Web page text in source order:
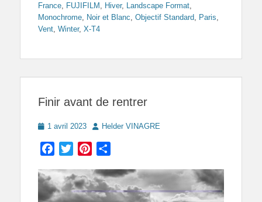
France
FUJIFILM Hiver, Landscape Format
Monochrome
Noir et Blanc Objectif Standard Paris
Vent Winter, X-T4
Finir avant de rentrer
Posted
1 avril 2023 AuthorHelder VINAGRE
Facebook
TwitterPinterest